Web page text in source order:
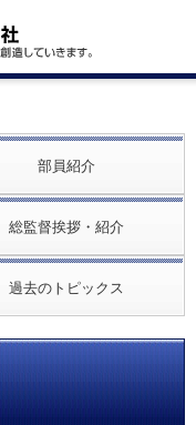
部員紹介
総監督挨拶・紹介
過去のトピックス